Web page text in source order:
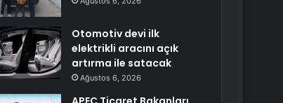
Otomotiv devi ilk
elektrikli aracını açık
artırma ile satacak
Ağustos 6, 2026